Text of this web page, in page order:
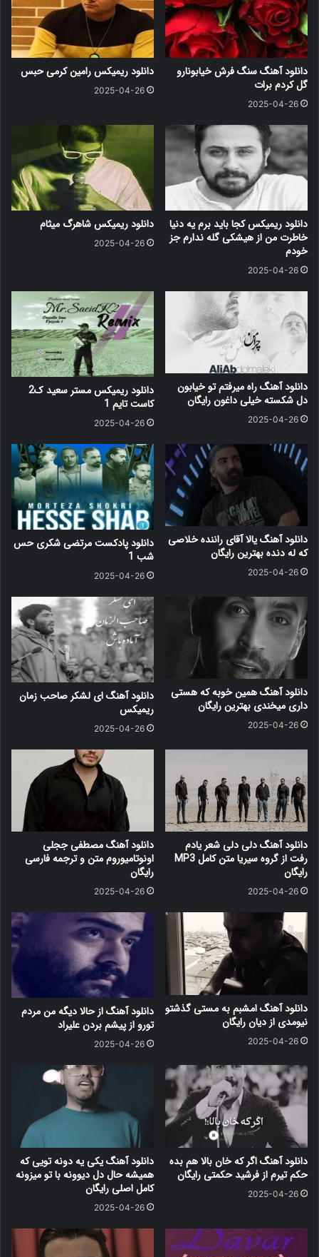
دانلود آهنگ سنگ فرش خیابونارو
گل کردم برات
2025-04-26
دانلود ریمیکس رامین کرمی حبس
2025-04-26
دانلود ریمیکس کجا باید برم یه دنیا
خاطرت من از هیشکی گله ندارم جز
خودم
2025-04-26
دانلود ریمیکس شاهرگ میثام
2025-04-26
دانلود آهنگ راه میرفتم تو خیابون
دل شکسته خیلی داغون رایگان
2025-04-26
دانلود ریمیکس مستر سعید ک2
کاست تایم 1
2025-04-26
دانلود آهنگ یالا آقای راننده خلاصی
که له دنده بهترین رایگان
2025-04-26
دانلود پادکست مرتضی شکری حس
شب 1
2025-04-26
دانلود آهنگ همین خوبه که هستی
داری میخندی بهترین رایگان
2025-04-26
دانلود آهنگ ای لشکر صاحب زمان
ریمیکس
2025-04-26
دانلود آهنگ دلی دلی شعر یادم
رفت از گروه سیریا متن کامل MP3
رایگان
2025-04-26
دانلود آهنگ مصطفی ججلی
اونوتامیوروم متن و ترجمه فارسی
رایگان
2025-04-26
دانلود آهنگ امشبم به مستی گذشتو
نیومدی از دیان رایگان
2025-04-26
دانلود آهنگ از حالا دیگه من مردم
تورو از پیشم بردن علیراد
2025-04-26
دانلود آهنگ اگر که خان بالا هم بده
حکم تیرم از فرشید حکمتی رایگان
2025-04-26
دانلود آهنگ یکی یه دونه تویی که
همیشه حال دل دیوونه با تو میزونه
کامل اصلی رایگان
2025-04-26